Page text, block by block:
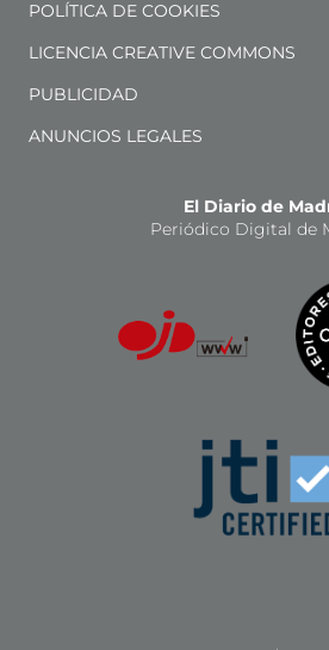
POLÍTICA DE COOKIES
LICENCIA CREATIVE COMMONS
PUBLICIDAD
ANUNCIOS LEGALES
El Diario de
Periódico Digital de